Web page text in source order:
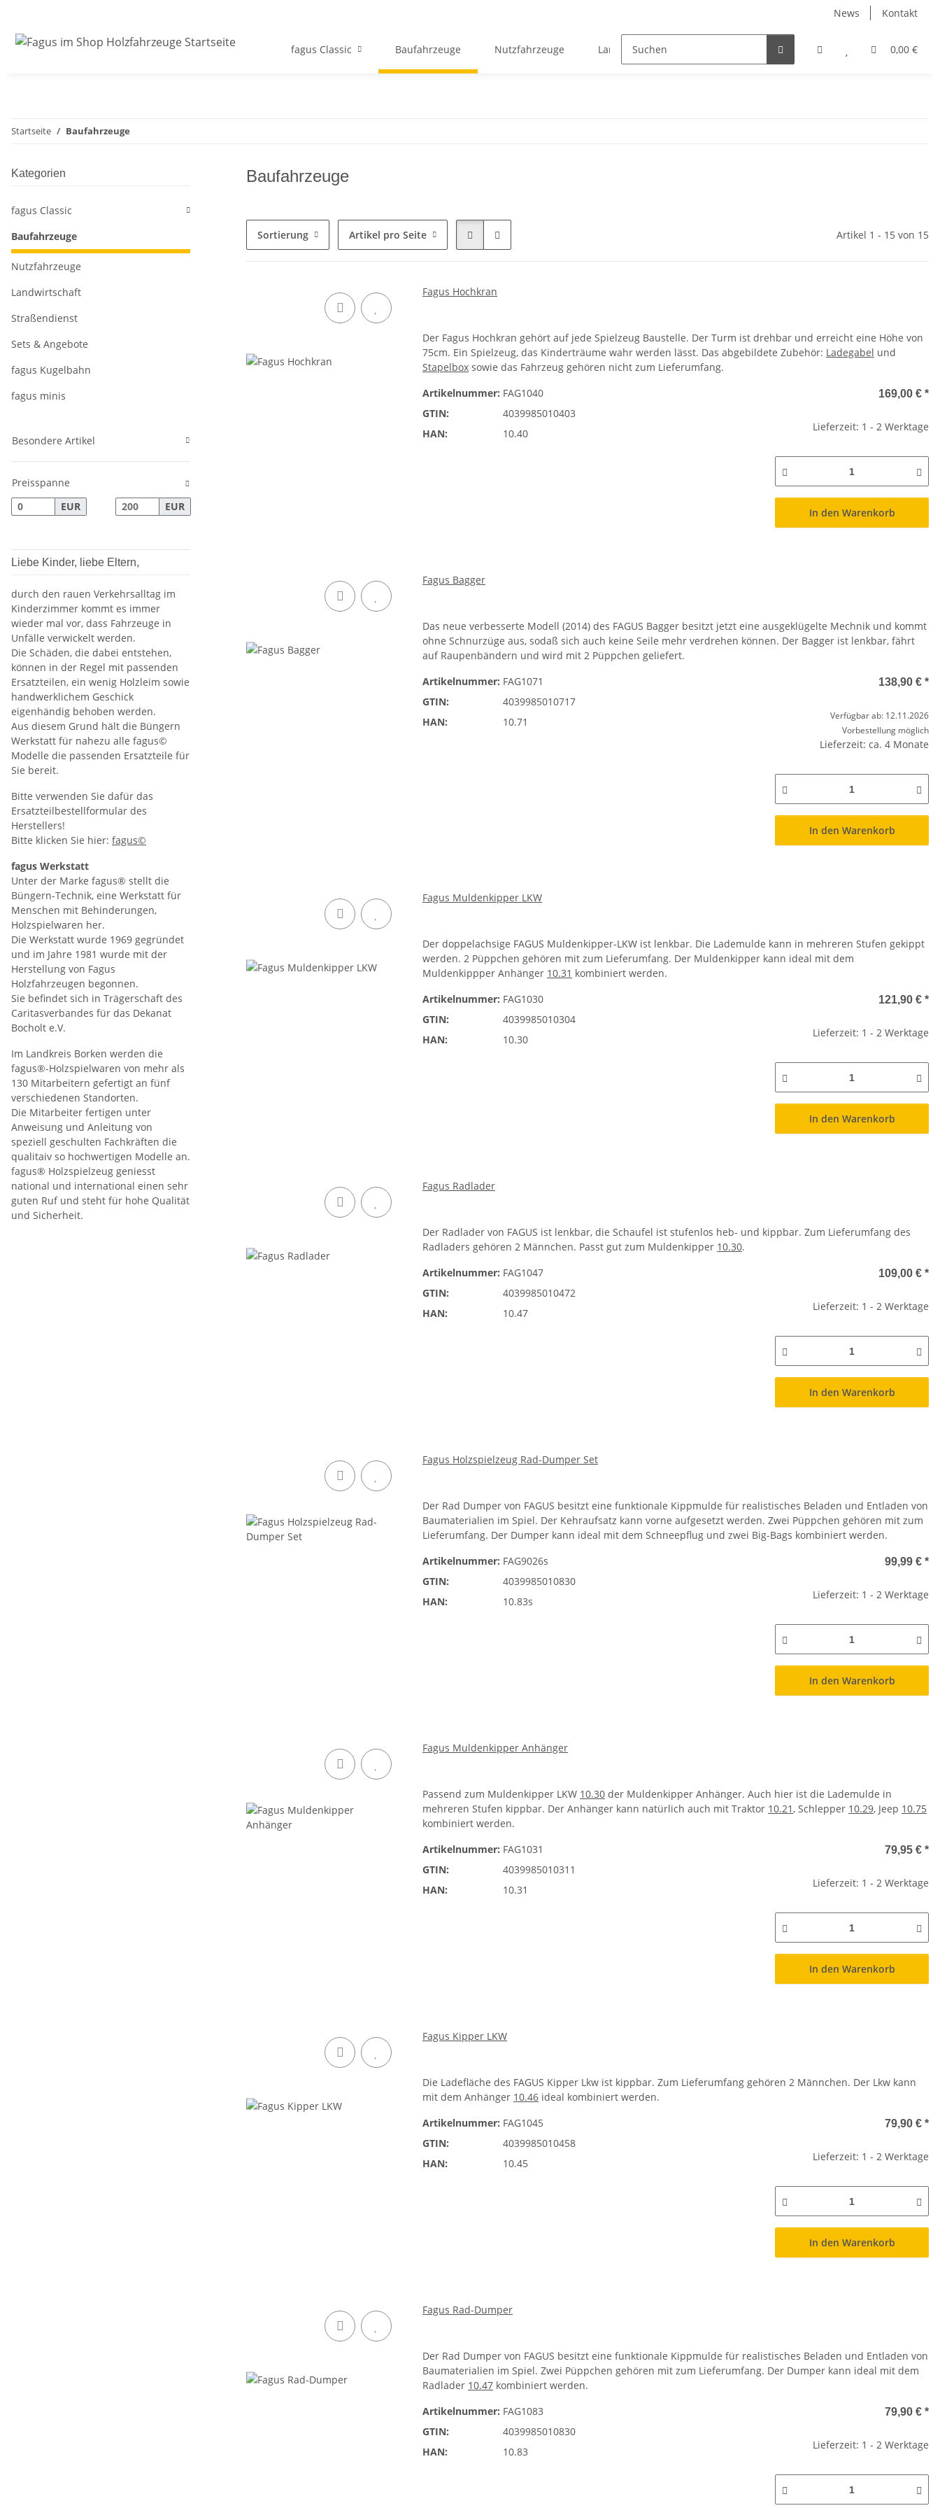
News Kontakt
0,00 €
fagus Classic Baufahrzeuge Nutzfahrzeuge Landwirtschaft Sets & Angebote
Startseite Baufahrzeuge
Baufahrzeuge
Sortierung Artikel pro Seite Artikel 1 - 15 von 15
Fagus Hochkran
Der Fagus Hochkran gehört auf jede Spielzeug Baustelle. Der Turm ist drehbar und erreicht eine Höhe von
75cm. Ein Spielzeug, das Kinderträume wahr werden lässt. Das abgebildete Zubehör: Ladegabel und
Stapelbox sowie das Fahrzeug gehören nicht zum Lieferumfang.
Artikelnummer: FAG1040
GTIN:
4039985010403
HAN:
10.40
169,00 € *
Lieferzeit: 1 - 2 Werktage
In den Warenkorb
Fagus Bagger
Das neue verbesserte Modell (2014) des FAGUS Bagger besitzt jetzt eine ausgeklügelte Mechnik und kommt
ohne Schnurzüge aus, sodaß sich auch keine Seile mehr verdrehen können. Der Bagger ist lenkbar, fährt
auf Raupenbändern und wird mit 2 Püppchen geliefert.
Artikelnummer: FAG1071
GTIN:
4039985010717
HAN:
10.71
138,90 € *
Verfügbar ab: 12.11.2026
Vorbestellung möglich
Lieferzeit: ca. 4 Monate
In den Warenkorb
Fagus Muldenkipper LKW
Der doppelachsige FAGUS Muldenkipper-LKW ist lenkbar. Die Lademulde kann in mehreren Stufen gekippt
werden. 2 Püppchen gehören mit zum Lieferumfang. Der Muldenkipper kann ideal mit dem
Muldenkippper Anhänger 10.31 kombiniert werden.
Artikelnummer: FAG1030
GTIN:
4039985010304
HAN:
10.30
121,90 € *
Lieferzeit: 1 - 2 Werktage
In den Warenkorb
Fagus Radlader
Der Radlader von FAGUS ist lenkbar, die Schaufel ist stufenlos heb- und kippbar. Zum Lieferumfang des
Radladers gehören 2 Männchen. Passt gut zum Muldenkipper 10.30.
Artikelnummer: FAG1047
GTIN:
4039985010472
HAN:
10.47
109,00 € *
Lieferzeit: 1 - 2 Werktage
In den Warenkorb
Fagus Holzspielzeug Rad-Dumper Set
Der Rad Dumper von FAGUS besitzt eine funktionale Kippmulde für realistisches Beladen und Entladen von
Baumaterialien im Spiel. Der Kehraufsatz kann vorne aufgesetzt werden. Zwei Püppchen gehören mit zum
Lieferumfang. Der Dumper kann ideal mit dem Schneepflug und zwei Big-Bags kombiniert werden.
Artikelnummer: FAG9026s
GTIN:
4039985010830
HAN:
10.83s
99,99 € *
Lieferzeit: 1 - 2 Werktage
In den Warenkorb
Fagus Muldenkipper Anhänger
Passend zum Muldenkipper LKW 10.30 der Muldenkipper Anhänger. Auch hier ist die Lademulde in
mehreren Stufen kippbar. Der Anhänger kann natürlich auch mit Traktor 10.21, Schlepper 10.29, Jeep 10.75
kombiniert werden.
Artikelnummer: FAG1031
GTIN:
4039985010311
HAN:
10.31
79,95 € *
Lieferzeit: 1 - 2 Werktage
In den Warenkorb
Fagus Kipper LKW
Die Ladefläche des FAGUS Kipper Lkw ist kippbar. Zum Lieferumfang gehören 2 Männchen. Der Lkw kann
mit dem Anhänger 10.46 ideal kombiniert werden.
Artikelnummer: FAG1045
GTIN:
4039985010458
HAN:
10.45
79,90 € *
Lieferzeit: 1 - 2 Werktage
In den Warenkorb
Fagus Rad-Dumper
Der Rad Dumper von FAGUS besitzt eine funktionale Kippmulde für realistisches Beladen und Entladen von
Baumaterialien im Spiel. Zwei Püppchen gehören mit zum Lieferumfang. Der Dumper kann ideal mit dem
Radlader 10.47 kombiniert werden.
Artikelnummer: FAG1083
GTIN:
4039985010830
HAN:
10.83
79,90 € *
Lieferzeit: 1 - 2 Werktage
Kategorien
fagus Classic
Baufahrzeuge
Nutzfahrzeuge
Landwirtschaft
Straßendienst
Sets & Angebote
fagus Kugelbahn
fagus minis
Besondere Artikel
Preisspanne
EUR
EUR
Liebe Kinder, liebe Eltern,
durch den rauen Verkehrsalltag im
Kinderzimmer kommt es immer
wieder mal vor, dass Fahrzeuge in
Unfälle verwickelt werden.
Die Schäden, die dabei entstehen,
können in der Regel mit passenden
Ersatzteilen, ein wenig Holzleim sowie
handwerklichem Geschick
eigenhändig behoben werden.
Aus diesem Grund hält die Büngern
Werkstatt für nahezu alle fagus©
Modelle die passenden Ersatzteile für
Sie bereit.
Bitte verwenden Sie dafür das
Ersatzteilbestellformular des
Herstellers!
Bitte klicken Sie hier: fagus©
fagus Werkstatt
Unter der Marke fagus® stellt die
Büngern-Technik, eine Werkstatt für
Menschen mit Behinderungen,
Holzspielwaren her.
Die Werkstatt wurde 1969 gegründet
und im Jahre 1981 wurde mit der
Herstellung von Fagus
Holzfahrzeugen begonnen.
Sie befindet sich in Trägerschaft des
Caritasverbandes für das Dekanat
Bocholt e.V.
Im Landkreis Borken werden die
fagus®-Holzspielwaren von mehr als
130 Mitarbeitern gefertigt an fünf
verschiedenen Standorten.
Die Mitarbeiter fertigen unter
Anweisung und Anleitung von
speziell geschulten Fachkräften die
qualitaiv so hochwertigen Modelle an.
fagus® Holzspielzeug geniesst
national und international einen sehr
guten Ruf und steht für hohe Qualität
und Sicherheit.